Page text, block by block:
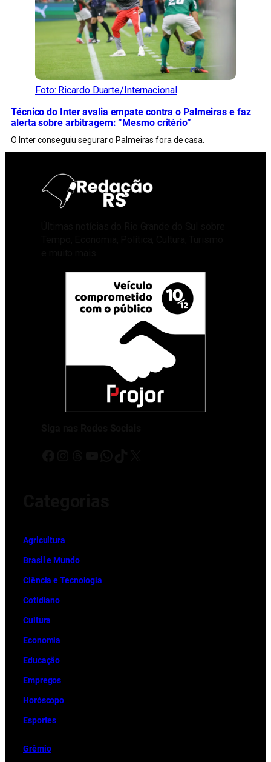
Foto: Ricardo Duarte/Internacional
Técnico do Inter avalia empate contra o Palmeiras e faz
alerta sobre arbitragem: “Mesmo critério”
O Inter conseguiu segurar o Palmeiras fora de casa.
Agricultura
Brasil e Mundo
Ciência e Tecnologia
Cotidiano
Cultura
Economia
Educação
Empregos
Horóscopo
Esportes
Grêmio